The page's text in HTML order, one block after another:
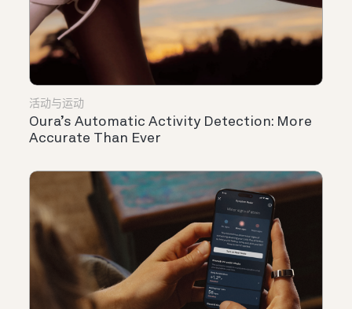
活动与运动
Oura’s Automatic Activity Detection: More
Accurate Than Ever